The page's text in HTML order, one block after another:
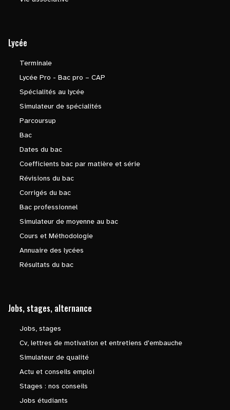
Lycée
Terminale
Lycée Pro - Bac pro – CAP
Spécialités au lycée
Simulateur de spécialités
Parcoursup
Bac
Dates du bac
Coefficients bac par matière et série
Révisions du bac
Corrigés du bac
Bac professionnel
Simulateur de moyenne au bac
Cours et Méthodologie
Annuaire des lycées
Résultats du bac
Jobs, stages, alternance
Jobs, stages
Cv, lettres de motivation et entretiens d'embauche
Simulateur de qualité
Actu et conseils emploi
Stages : nos conseils
Jobs étudiants